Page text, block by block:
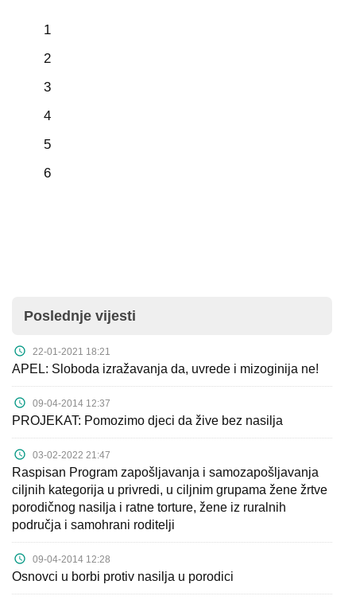
1
2
3
4
5
6
Poslednje vijesti
22-01-2021 18:21
APEL: Sloboda izražavanja da, uvrede i mizoginija ne!
09-04-2014 12:37
PROJEKAT: Pomozimo djeci da žive bez nasilja
03-02-2022 21:47
Raspisan Program zapošljavanja i samozapošljavanja
ciljnih kategorija u privredi, u ciljnim grupama žene žrtve
porodičnog nasilja i ratne torture, žene iz ruralnih
područja i samohrani roditelji
09-04-2014 12:28
Osnovci u borbi protiv nasilja u porodici